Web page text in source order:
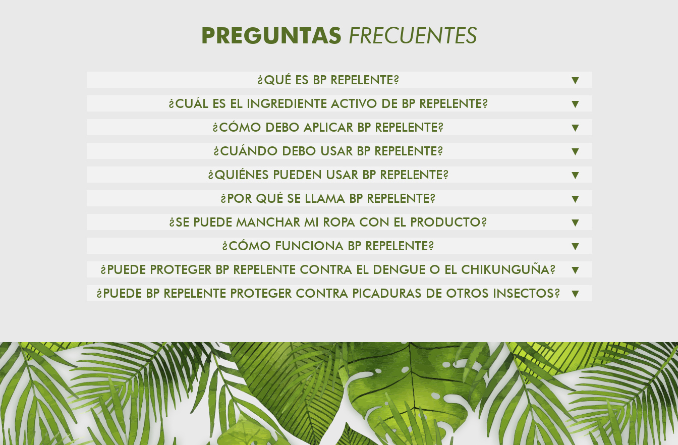
PREGUNTAS FRECUENTES
¿QUÉ ES BP REPELENTE?
▼
¿CUÁL ES EL INGREDIENTE ACTIVO DE BP REPELENTE?
▼
¿CÓMO DEBO APLICAR BP REPELENTE?
▼
¿CUÁNDO DEBO USAR BP REPELENTE?
▼
¿QUIÉNES PUEDEN USAR BP REPELENTE?
▼
¿POR QUÉ SE LLAMA BP REPELENTE?
▼
¿SE PUEDE MANCHAR MI ROPA CON EL PRODUCTO?
▼
¿CÓMO FUNCIONA BP REPELENTE?
▼
¿PUEDE PROTEGER BP REPELENTE CONTRA EL DENGUE O EL CHIKUNGUÑA?
▼
¿PUEDE BP REPELENTE PROTEGER CONTRA PICADURAS DE OTROS INSECTOS?
▼